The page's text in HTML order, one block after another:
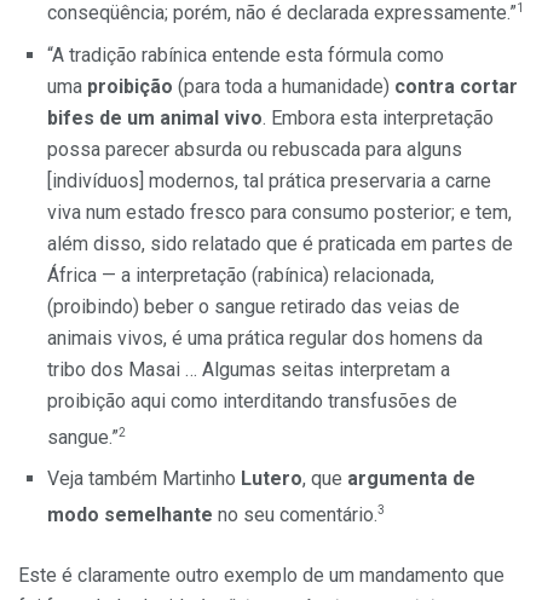
conseqüência; porém, não é declarada expressamente.”1
“A tradição rabínica entende esta fórmula como
uma proibição (para toda a humanidade) contra cortar
bifes de um animal vivo. Embora esta interpretação
possa parecer absurda ou rebuscada para alguns
[indivíduos] modernos, tal prática preservaria a carne
viva num estado fresco para consumo posterior; e tem,
além disso, sido relatado que é praticada em partes de
África — a interpretação (rabínica) relacionada,
(proibindo) beber o sangue retirado das veias de
animais vivos, é uma prática regular dos homens da
tribo dos Masai … Algumas seitas interpretam a
proibição aqui como interditando transfusões de
sangue.”2
Veja também Martinho Lutero, que argumenta de
modo semelhante no seu comentário.3
Este é claramente outro exemplo de um mandamento que